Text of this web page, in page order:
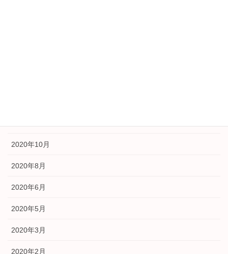
2020年10月
2020年8月
2020年6月
2020年5月
2020年3月
2020年2月